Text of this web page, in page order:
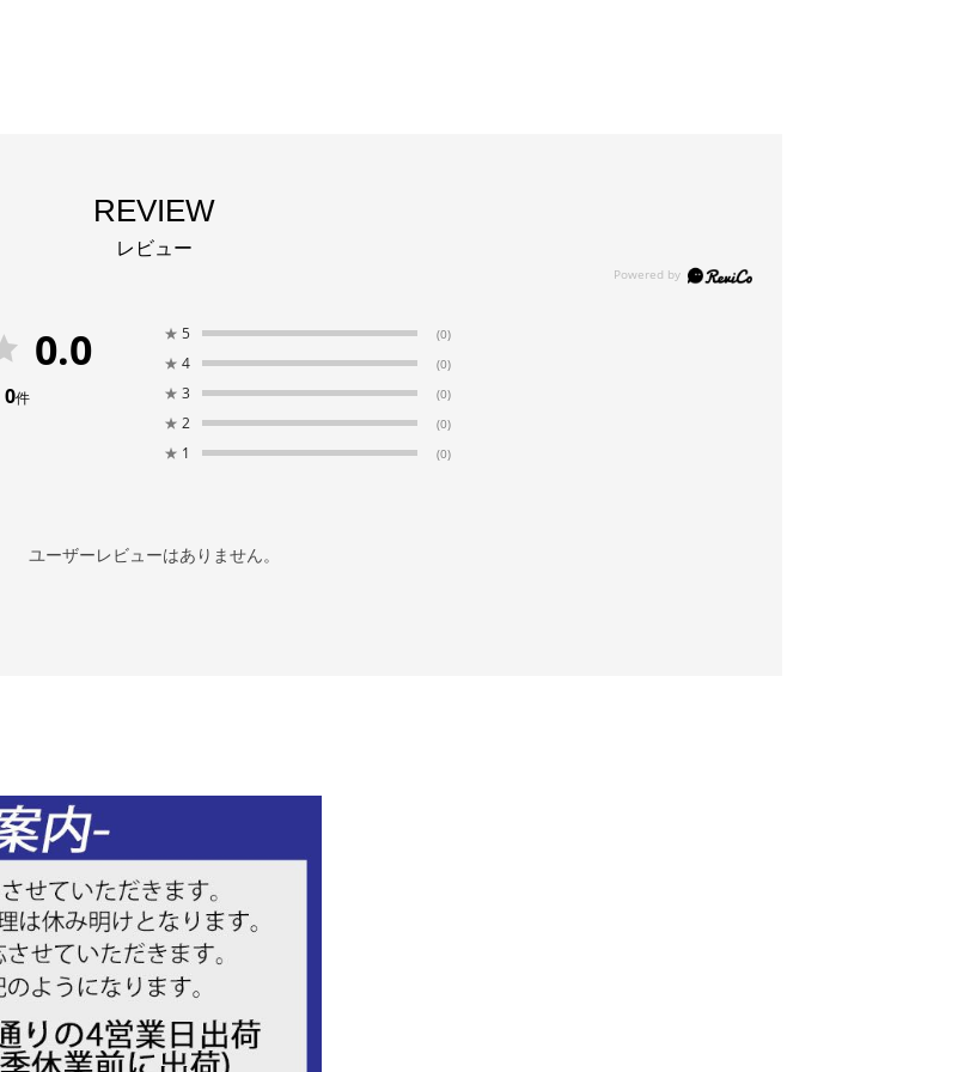
REVIEW
レビュー
0.0
0件
★ 5 (0)
★ 4 (0)
★ 3 (0)
★ 2 (0)
★ 1 (0)
ユーザーレビューはありません。